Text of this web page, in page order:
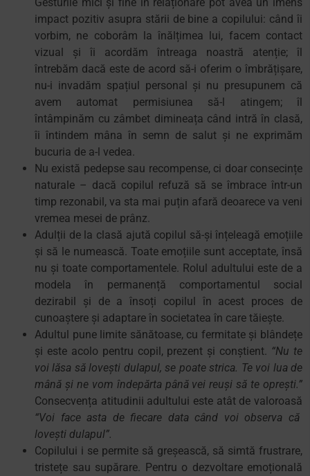
impact pozitiv asupra stării de bine a copilului: când îi
vorbim, ne coborâm la înălțimea lui, facem contact
vizual și îi acordăm întreaga noastră atenție; îl
întrebăm dacă este de acord să-i oferim o îmbrățișare,
nu-i invadăm spațiul personal și nu presupunem că
avem automat permisiunea să-l atingem; îl
întâmpinăm cu zâmbet dimineața când intră în clasă,
îi întindem mâna în semn de salut și ne exprimăm
bucuria de a-l vedea.
Nu există pedepse sau recompense, ci doar consecințe
naturale – dacă copilul refuză să se îmbrace într-un
timp rezonabil, va sta mai puțin afară deoarece va veni
vremea mesei de prânz.
Adulții de la clasă ajută copilul să-și înțeleagă emoțiile
și să le numească. Toate emoțiile sunt acceptate, însă
nu și toate comportamentele. Rolul adultului este de a
modela în permanență comportamentul social
dezirabil și de a însoți copilul în acest proces de
cunoaștere și adaptare în societatea în care tăiește.
Adultul pune limite sănătoase, cu fermitate și blândețe
și este acolo pentru copil, prezent și conștient. “Nu te
voi lăsa să lovești dulapul, se poate strica. Te voi lua de
mână și ne vom îndepărta până vei reuși să te oprești.”
Consecvența atitudinii adultului este atât de valoroasă
“Voi face asta de fiecare data când voi observa că
lovești dulapul”.
Copilului i se permite să greșească, să simtă frustrare,
tristețe sau supărare. Pentru o dezvoltare emoțională